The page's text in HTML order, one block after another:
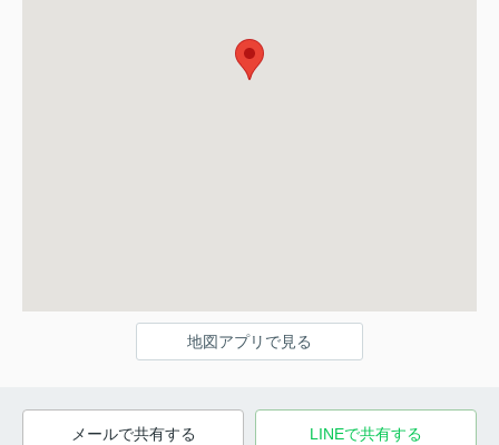
地図アプリで見る
メールで共有する LINEで共有する